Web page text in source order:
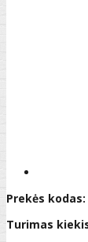
Prekės kodas:
Turimas